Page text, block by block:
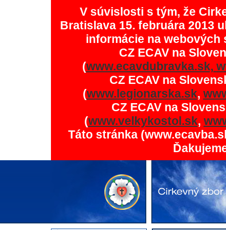
V súvislosti s tým, že
Bratislava 15. februára 2013
informácie na
CZ ECAV na
(www.ecavdubravka.sk,
CZ ECAV na
(www.legionarska.sk,
CZ ECAV na
(www.velkykostol.sk,
Táto stránka